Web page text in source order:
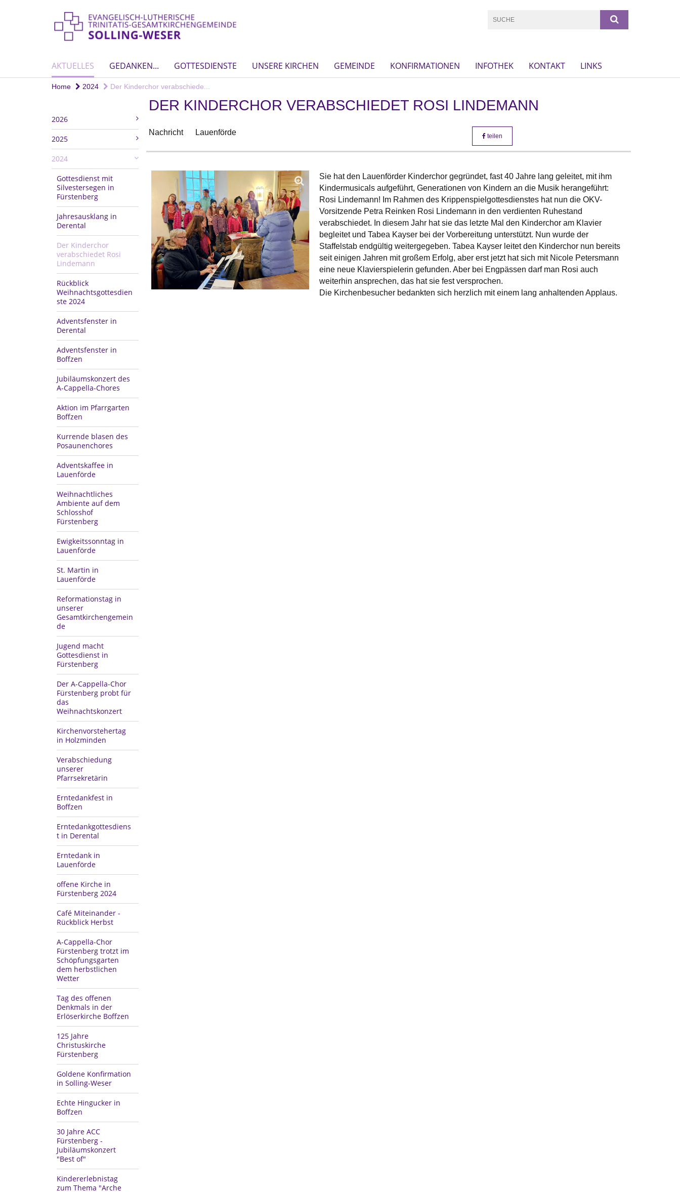
AKTUELLES GEDANKEN... GOTTESDIENSTE UNSERE KIRCHEN GEMEINDE KONFIRMATIONEN INFOTHEK KONTAKT LINKS
Home 2024 Der Kinderchor verabschiede...
2026
2025
2024
Gottesdienst mit
Silvestersegen in
Fürstenberg
Jahresausklang in
Derental
Der Kinderchor
verabschiedet Rosi
Lindemann
Rückblick
Weihnachtsgottesdien
ste 2024
Adventsfenster in
Derental
Adventsfenster in
Boffzen
Jubiläumskonzert des
A-Cappella-Chores
Aktion im Pfarrgarten
Boffzen
Kurrende blasen des
Posaunenchores
Adventskaffee in
Lauenförde
Weihnachtliches
Ambiente auf dem
Schlosshof
Fürstenberg
Ewigkeitssonntag in
Lauenförde
St. Martin in
Lauenförde
Reformationstag in
unserer
Gesamtkirchengemein
de
Jugend macht
Gottesdienst in
Fürstenberg
Der A-Cappella-Chor
Fürstenberg probt für
das
Weihnachtskonzert
Kirchenvorstehertag
in Holzminden
Verabschiedung
unserer
Pfarrsekretärin
Erntedankfest in
Boffzen
Erntedankgottesdiens
t in Derental
Erntedank in
Lauenförde
offene Kirche in
Fürstenberg 2024
Café Miteinander -
Rückblick Herbst
A-Cappella-Chor
Fürstenberg trotzt im
Schöpfungsgarten
dem herbstlichen
Wetter
Tag des offenen
Denkmals in der
Erlöserkirche Boffzen
125 Jahre
Christuskirche
Fürstenberg
Goldene Konfirmation
in Solling-Weser
Echte Hingucker in
Boffzen
30 Jahre ACC
Fürstenberg -
Jubiläumskonzert
"Best of"
Kindererlebnistag
zum Thema "Arche
DER KINDERCHOR VERABSCHIEDET ROSI LINDEMANN
Nachricht Lauenförde teilen
Sie hat den Lauenförder Kinderchor gegründet, fast 40 Jahre lang geleitet, mit ihm
Kindermusicals aufgeführt, Generationen von Kindern an die Musik herangeführt:
Rosi Lindemann! Im Rahmen des Krippenspielgottesdienstes hat nun die OKV-
Vorsitzende Petra Reinken Rosi Lindemann in den verdienten Ruhestand
verabschiedet. In diesem Jahr hat sie das letzte Mal den Kinderchor am Klavier
begleitet und Tabea Kayser bei der Vorbereitung unterstützt. Nun wurde der
Staffelstab endgültig weitergegeben. Tabea Kayser leitet den Kinderchor nun bereits
seit einigen Jahren mit großem Erfolg, aber erst jetzt hat sich mit Nicole Petersmann
eine neue Klavierspielerin gefunden. Aber bei Engpässen darf man Rosi auch
weiterhin ansprechen, das hat sie fest versprochen.
Die Kirchenbesucher bedankten sich herzlich mit einem lang anhaltenden Applaus.